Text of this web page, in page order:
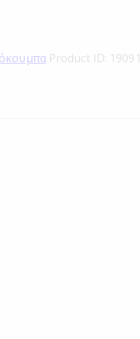
Product ID: 19091